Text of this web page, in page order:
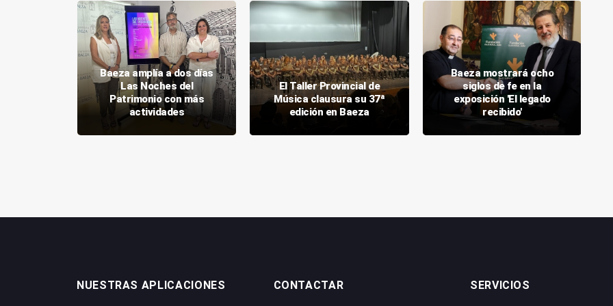
Baeza amplía a dos días
Las Noches del
Patrimonio con más
actividades
El Taller Provincial de
Música clausura su 37ª
edición en Baeza
Baeza mostrará ocho
siglos de fe en la
exposición 'El legado
recibido'
NUESTRAS APLICACIONES CONTACTAR SERVICIOS